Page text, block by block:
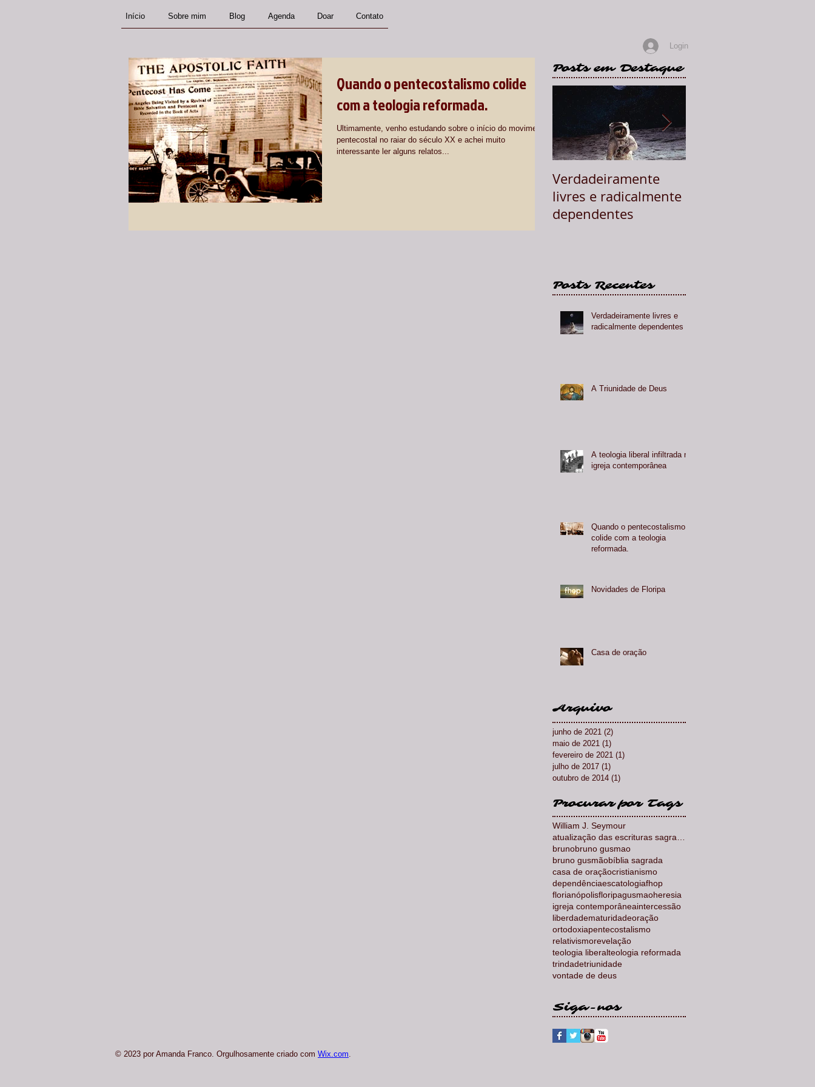
Início Sobre mim Blog Agenda Doar Contato
Login
Quando o pentecostalismo colide
com a teologia reformada.
Ultimamente, venho estudando sobre o início do movimento
pentecostal no raiar do século XX e achei muito
interessante ler alguns relatos...
Posts em Destaque
Verdadeiramente
livres e radicalmente
dependentes
Posts Recentes
Verdadeiramente livres e
radicalmente dependentes
A Triunidade de Deus
A teologia liberal infiltrada na
igreja contemporânea
Quando o pentecostalismo
colide com a teologia
reformada.
Novidades de Floripa
Casa de oração
Arquivo
junho de 2021 (2)
maio de 2021 (1)
fevereiro de 2021 (1)
julho de 2017 (1)
outubro de 2014 (1)
Procurar por Tags
William J. Seymour
brunobruno gusmao
bruno gusmãobíblia sagrada
casa de oraçãocristianismo
dependênciaescatologiafhop
florianópolisfloripagusmaoheresia
igreja contemporâneaintercessão
liberdadematuridadeoração
ortodoxiapentecostalismo
relativismorevelação
teologia liberalteologia reformada
trindadetriunidade
vontade de deus
Siga-nos
© 2023 por Amanda Franco. Orgulhosamente criado com Wix.com